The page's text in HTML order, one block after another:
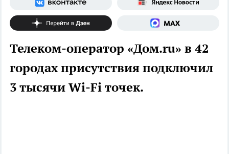
Телеком-оператор «Дом.ru» в 42
городах присутствия подключил
3 тысячи Wi-Fi точек.